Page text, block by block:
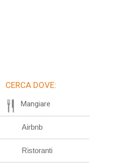
CERCA DOVE:
Mangiare
Airbnb
Ristoranti